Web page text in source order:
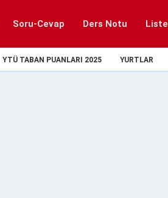
Soru-Cevap Ders Notu Liste
YTÜ TABAN PUANLARI 2025 YURTLAR